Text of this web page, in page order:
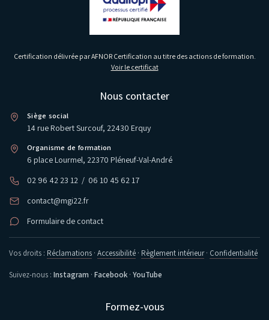
Certification délivrée par AFNOR Certification au titre des actions de formation.
Voir le certificat
Nous contacter
Siège social
14 rue Robert Surcouf, 22430 Erquy
Organisme de formation
6 place Lourmel, 22370 Pléneuf-Val-André
02 96 42 23 12 / 06 10 45 62 17
contact@mgi22.fr
Formulaire de contact
Vos droits : Réclamations · Accessibilité · Règlement intérieur· Confidentialité
Suivez-nous : Instagram · Facebook · YouTube
Formez-vous